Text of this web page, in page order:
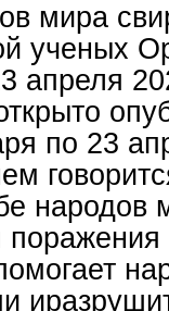
мира
ученых
апреля
по 23
народов